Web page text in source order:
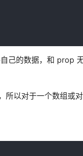
己的数据，和 prop 无
以对于一个数组或